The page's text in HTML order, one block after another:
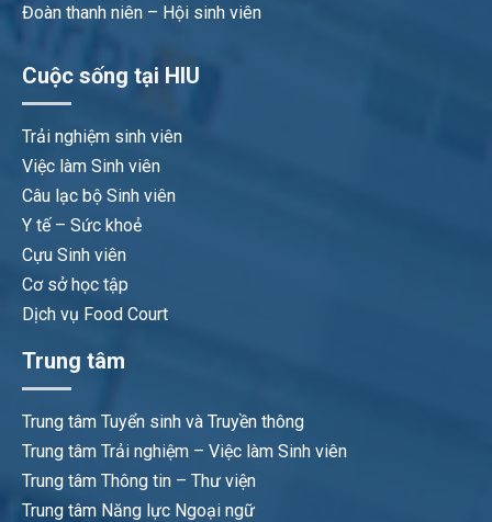
Đoàn thanh niên – Hội sinh viên
Cuộc sống tại HIU
Trải nghiệm sinh viên
Việc làm Sinh viên
Câu lạc bộ Sinh viên
Y tế – Sức khoẻ
Cựu Sinh viên
Cơ sở học tập
Dịch vụ Food Court
Trung tâm
Trung tâm Tuyển sinh và Truyền thông
Trung tâm Trải nghiệm – Việc làm Sinh viên
Trung tâm Thông tin – Thư viện
Trung tâm Năng lực Ngoại ngữ